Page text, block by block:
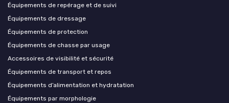
Équipements de repérage et de suivi
Équipements de dressage
Équipements de protection
Équipements de chasse par usage
Accessoires de visibilité et sécurité
Équipements de transport et repos
Équipements d’alimentation et hydratation
Équipements par morphologie